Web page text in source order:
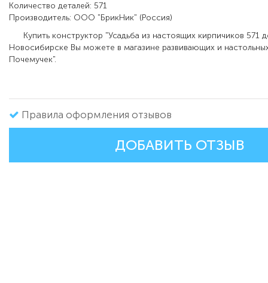
Количество деталей: 571
Производитель: ООО "БрикНик" (Россия)
Купить конструктор "Усадьба из настоящих кирпичиков 571
Новосибирске Вы можете в магазине развивающих и
Почемучек".
Правила оформления отзывов
ДОБАВИТЬ ОТЗЫВ